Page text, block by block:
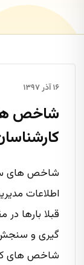
۱۶ آذر ۱۳۹۷
شاخص
شاخص های
اطلاعات
قبلا بارها
شاخص های